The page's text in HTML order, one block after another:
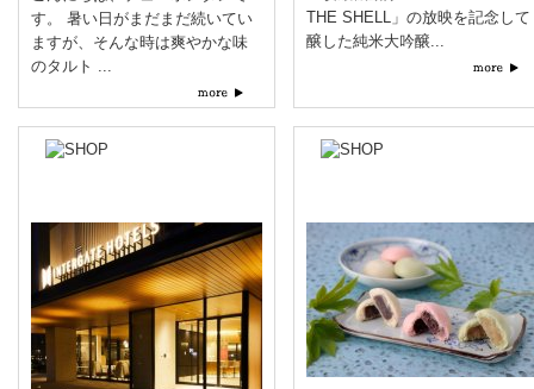
す。 暑い日がまだまだ続いてい
ますが、そんな時は爽やかな味
のタルト ...
THE SHELL」の放映を記念して
醸した純米大吟醸...